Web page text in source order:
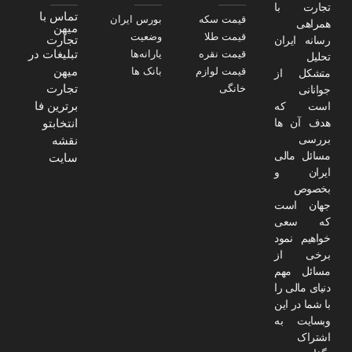
تجارت با
همراهی
رسانه ایران
تحلیل
متشکل از
جوانانی
است که
هدف آن ها
بررسی
مسائل مالی
ایران و
بخصوص
جهان است
که سعی
خواهیم نمود
برخی از
مسائل مهم
دنیای مالی را
با شما در این
وبسایت به
اشتراک
قیمت سکه
قیمت طلا
قیمت نقره
قیمت لوازم
خانگی
بورس ایران
وضعیت
یارانه‌ها
بانک ها
تماس با
میهن
تجارت
تبلیغات در
میهن
تجارت
برترین فا
انتخابتو
نقشه
سایت